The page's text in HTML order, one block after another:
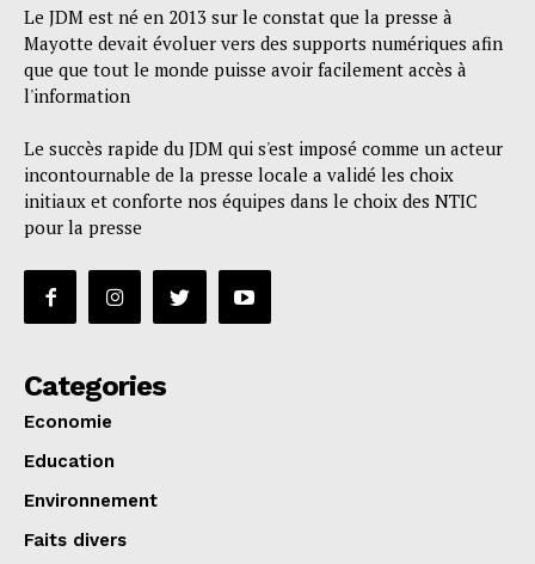
Le JDM est né en 2013 sur le constat que la presse à
Mayotte devait évoluer vers des supports numériques afin
que que tout le monde puisse avoir facilement accès à
l'information
Le succès rapide du JDM qui s'est imposé comme un acteur
incontournable de la presse locale a validé les choix
initiaux et conforte nos équipes dans le choix des NTIC
pour la presse
Categories
Economie
Education
Environnement
Faits divers